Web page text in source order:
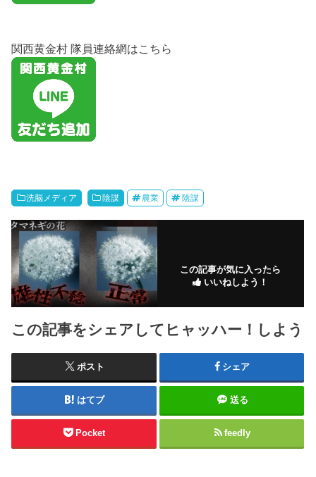
関西黄金村 隊員連絡網はこちら
洗脳メディア 陰謀 農業 陰謀
この記事が気に入ったら
いいねしよう！
この記事をシェアしてヒャッハー！しよう
ポスト シェア
はてブ 送る
Pocket feedly